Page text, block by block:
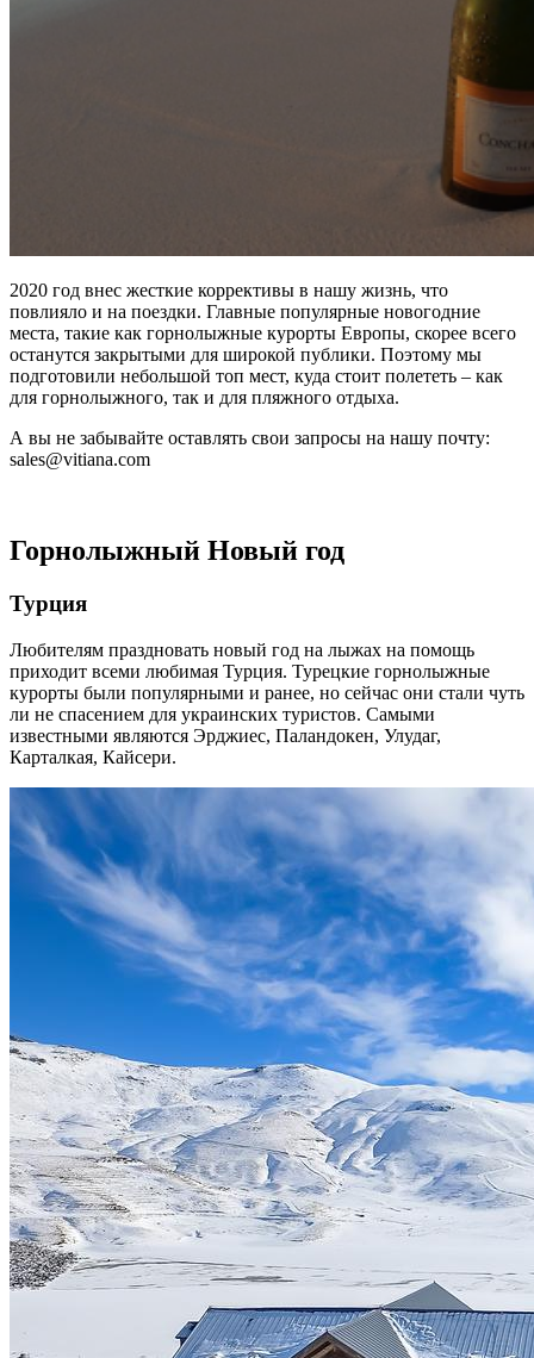
використання файлів cookie і передачу своїх персональних
даних*
Дізнатися більше!
2020 год внес жесткие коррективы в нашу жизнь, что
повлияло и на поездки. Главные популярные новогодние
места, такие как горнолыжные курорты Европы, скорее всего
останутся закрытыми для широкой публики. Поэтому мы
подготовили небольшой топ мест, куда стоит полететь – как
для горнолыжного, так и для пляжного отдыха.
А вы не забывайте оставлять свои запросы на нашу почту:
sales@vitiana.com
Горнолыжный Новый год
Турция
Любителям праздновать новый год на лыжах на помощь
приходит всеми любимая Турция. Турецкие горнолыжные
курорты были популярными и ранее, но сейчас они стали чуть
ли не спасением для украинских туристов. Самыми
известными являются Эрджиес, Паландокен, Улудаг,
Карталкая, Кайсери.